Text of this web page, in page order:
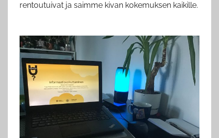
rentoutuivat ja saimme kivan kokemuksen kaikille.